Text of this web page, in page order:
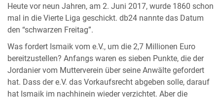
Heute vor neun Jahren, am 2. Juni 2017, wurde 1860 schon
mal in die Vierte Liga geschickt. db24 nannte das Datum
den “schwarzen Freitag”.
Was fordert Ismaik vom e.V., um die 2,7 Millionen Euro
bereitzustellen? Anfangs waren es sieben Punkte, die der
Jordanier vom Mutterverein über seine Anwälte gefordert
hat. Dass der e.V. das Vorkaufsrecht abgeben solle, darauf
hat Ismaik im nachhinein wieder verzichtet. Aber die